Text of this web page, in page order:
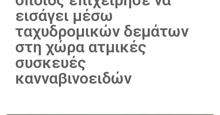
εισάγει μέσω
ταχυδρομικών δεμάτων
στη χώρα ατμικές
συσκευές
κανναβινοειδών